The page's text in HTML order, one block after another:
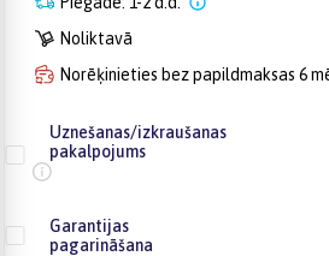
Noliktavā
Norēķinieties bez papildmaksas 6
Uznešanas/izkraušanas
pakalpojums
Garantijas
pagarināšana